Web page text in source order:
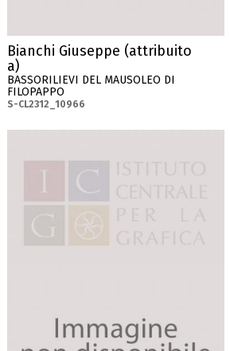
Bianchi Giuseppe (attribuito
a)
BASSORILIEVI DEL MAUSOLEO DI
FILOPAPPO
S-CL2312_10966